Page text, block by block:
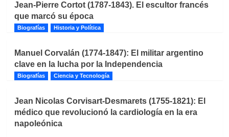
Jean-Pierre Cortot (1787-1843). El escultor francés
que marcó su época
Biografías Historia y Política
Manuel Corvalán (1774-1847): El militar argentino
clave en la lucha por la Independencia
Biografías Ciencia y Tecnología
Jean Nicolas Corvisart-Desmarets (1755-1821): El
médico que revolucionó la cardiología en la era
napoleónica